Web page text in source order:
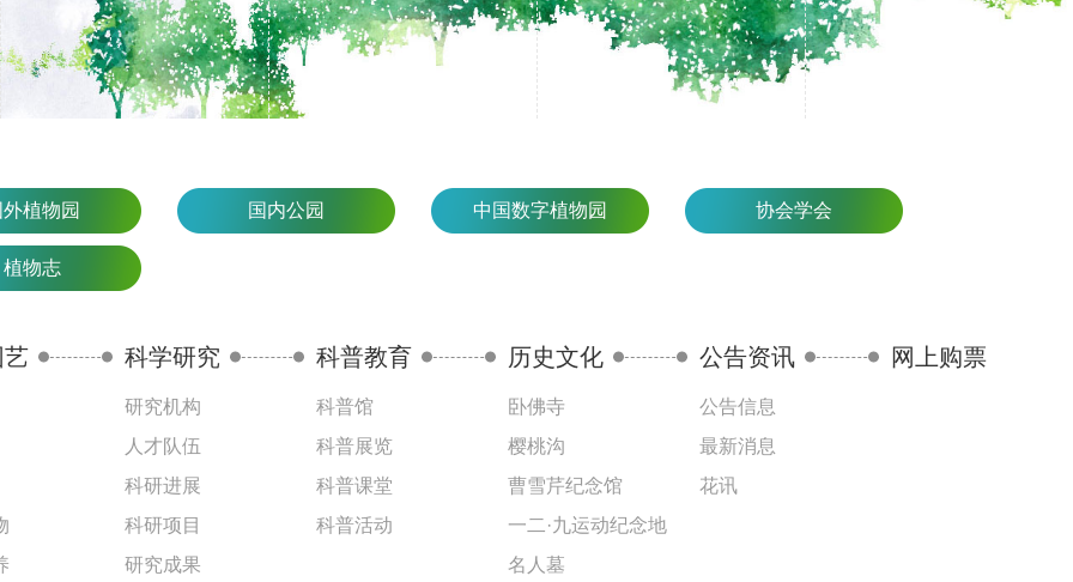
植物园 国内公园 中国数字植物园 协会学会
植物志
艺 科学研究
研究机构
人才队伍
科研进展
科研项目
研究成果
科普教育
科普馆
科普展览
科普课堂
科普活动
历史文化
卧佛寺
樱桃沟
曹雪芹纪念馆
一二·九运动纪念地
名人墓
公告资讯
公告信息
最新消息
花讯
网上购票